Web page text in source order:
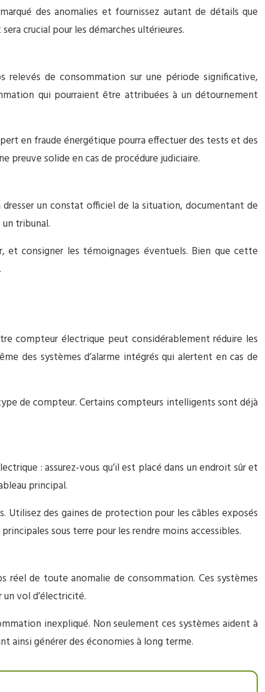
des anomalies et fournissez autant de détails que
crucial pour les démarches ultérieures.
relevés de consommation sur une période significative,
qui pourraient être attribuées à un détournement
en fraude énergétique pourra effectuer des tests et des
preuve solide en cas de procédure judiciaire.
dresser un constat officiel de la situation, documentant de
tribunal.
et consigner les témoignages éventuels. Bien que cette
compteur électrique peut considérablement réduire les
des systèmes d’alarme intégrés qui alertent en cas de
de compteur. Certains compteurs intelligents sont déjà
: assurez-vous qu’il est placé dans un endroit sûr et
principal.
Utilisez des gaines de protection pour les câbles exposés
sous terre pour les rendre moins accessibles.
réel de toute anomalie de consommation. Ces systèmes
vol d’électricité.
inexpliqué. Non seulement ces systèmes aident à
ainsi générer des économies à long terme.